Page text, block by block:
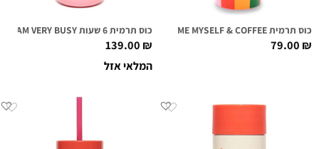
כוס תרמית DELUXE ME MYSELF & COFFEE
79.00₪
כוס תרמית 6 שעות I AM VERY BUSY
139.00₪
המלאי אזל